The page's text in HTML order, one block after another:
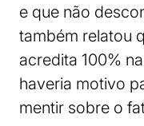
e que não
também relatou
acredita 100%
haveria motivo
mentir sobre o